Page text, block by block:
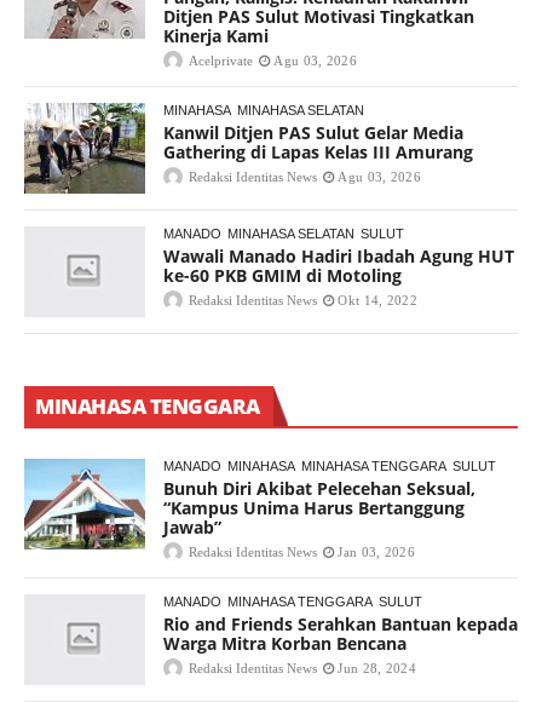
Ditjen PAS Sulut Motivasi Tingkatkan
Kinerja Kami
Acelprivate Agu 03, 2026
MINAHASA MINAHASA SELATAN
Kanwil Ditjen PAS Sulut Gelar Media
Gathering di Lapas Kelas III Amurang
Redaksi Identitas News Agu 03, 2026
MANADO MINAHASA SELATAN SULUT
Wawali Manado Hadiri Ibadah Agung HUT
ke-60 PKB GMIM di Motoling
Redaksi Identitas News Okt 14, 2022
MINAHASA TENGGARA
MANADO MINAHASA MINAHASA TENGGARA SULUT
Bunuh Diri Akibat Pelecehan Seksual,
“Kampus Unima Harus Bertanggung
Jawab”
Redaksi Identitas News Jan 03, 2026
MANADO MINAHASA TENGGARA SULUT
Rio and Friends Serahkan Bantuan kepada
Warga Mitra Korban Bencana
Redaksi Identitas News Jun 28, 2024